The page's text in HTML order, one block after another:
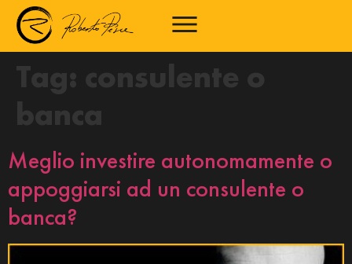
Tag:
consulente o
banca
Meglio investire autonomamente o
appoggiarsi ad un consulente o
banca?